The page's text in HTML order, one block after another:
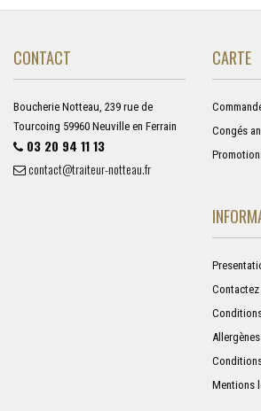
CONTACT
Boucherie Notteau, 239 rue de
Tourcoing 59960 Neuville en Ferrain
03 20 94 11 13
contact@traiteur-notteau.fr
CARTE
Congés
Allergènes
Mentions